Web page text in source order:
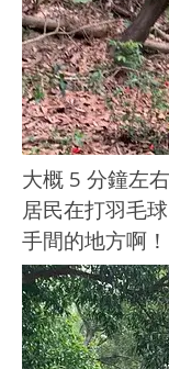
大概 5 分鐘左
居民在打羽毛球
手間的地方啊！